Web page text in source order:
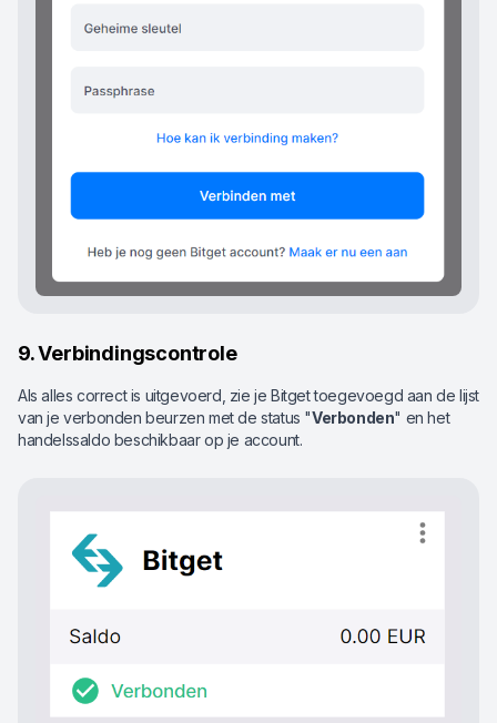
9. Verbindingscontrole
Als alles correct is uitgevoerd, zie je Bitget toegevoegd aan de lijst
van je verbonden beurzen met de status "Verbonden" en het
handelssaldo beschikbaar op je account.